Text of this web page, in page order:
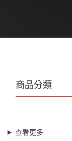
商品分類
查看更多